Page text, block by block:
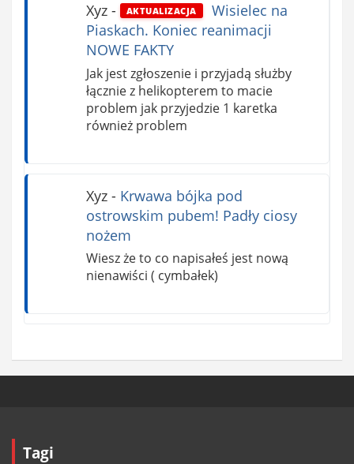
Xyz- AKTUALIZACJA
Wisielec na
Piaskach. Koniec reanimacji
NOWE FAKTY
Jak jest zgłoszenie i przyjadą służby
łącznie z helikopterem to macie
problem jak przyjedzie 1 karetka
również problem
Xyz- Krwawa bójka pod
ostrowskim pubem! Padły ciosy
nożem
Wiesz że to co napisałeś jest nową
nienawiści ( cymbałek)
Tagi